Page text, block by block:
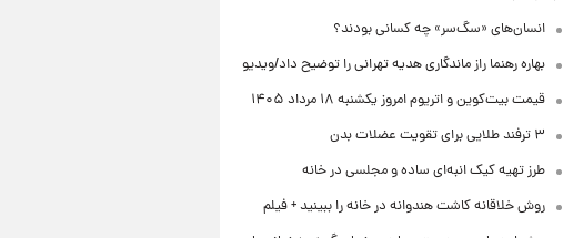
انسان‌های «سگ‌سر» چه کسانی بودند؟
بهاره رهنما راز ماندگاری هدیه تهرانی را توضیح داد/ویدیو
قیمت بیت‌کوین و اتریوم امروز یکشنبه ۱۸ مرداد ۱۴۰۵
۳ ترفند طلایی برای تقویت عضلات بدن
طرز تهیه کیک انبه‌ای ساده و مجلسی در خانه
روش خلاقانه کاشت هندوانه در خانه را ببینید + فیلم